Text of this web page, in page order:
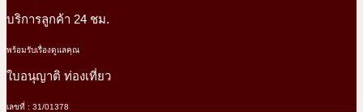
บริการลูกค้า 24 ชม.
พร้อมรับเรื่องดูแลคุณ
ใบอนุญาติ ท่องเที่ยว
เลขที่ : 31/01378